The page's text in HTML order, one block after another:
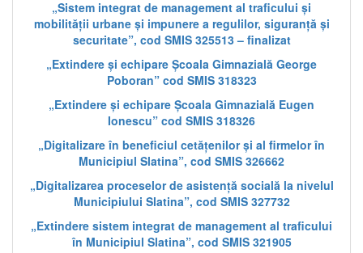
„Sistem integrat de management al traficului și
mobilității urbane și impunere a regulilor, siguranță și
securitate”, cod SMIS 325513 – finalizat
„Extindere și echipare Școala Gimnazială George
Poboran” cod SMIS 318323
„Extindere și echipare Școala Gimnazială Eugen
Ionescu” cod SMIS 318326
„Digitalizare în beneficiul cetățenilor și al firmelor în
Municipiul Slatina”, cod SMIS 326662
„Digitalizarea proceselor de asistență socială la nivelul
Municipiului Slatina”, cod SMIS 327732
„Extindere sistem integrat de management al traficului
în Municipiul Slatina”, cod SMIS 321905